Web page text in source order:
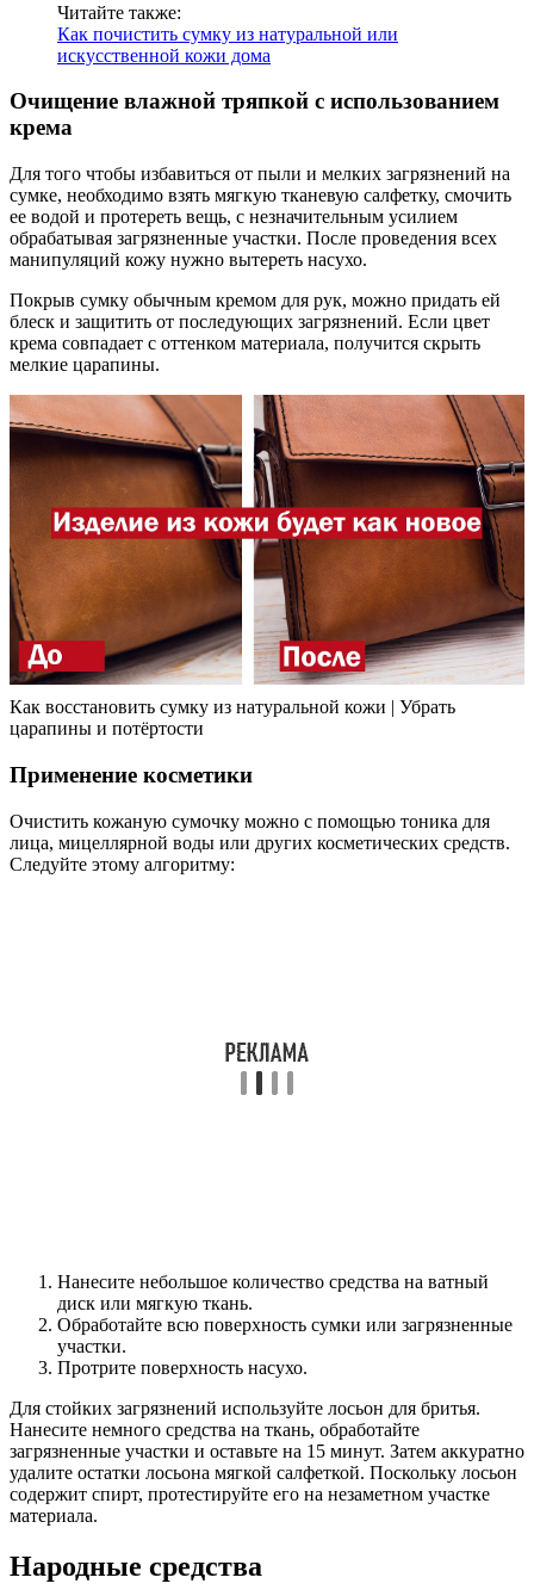
Читайте также:
Как почистить сумку из натуральной или
искусственной кожи дома
Очищение влажной тряпкой с использованием
крема
Для того чтобы избавиться от пыли и мелких загрязнений на
сумке, необходимо взять мягкую тканевую салфетку, смочить
ее водой и протереть вещь, с незначительным усилием
обрабатывая загрязненные участки. После проведения всех
манипуляций кожу нужно вытереть насухо.
Покрыв сумку обычным кремом для рук, можно придать ей
блеск и защитить от последующих загрязнений. Если цвет
крема совпадает с оттенком материала, получится скрыть
мелкие царапины.
Как восстановить сумку из натуральной кожи | Убрать
царапины и потёртости
Применение косметики
Очистить кожаную сумочку можно с помощью тоника для
лица, мицеллярной воды или других косметических средств.
Следуйте этому алгоритму:
Нанесите небольшое количество средства на ватный
диск или мягкую ткань.
Обработайте всю поверхность сумки или загрязненные
участки.
Протрите поверхность насухо.
Для стойких загрязнений используйте лосьон для бритья.
Нанесите немного средства на ткань, обработайте
загрязненные участки и оставьте на 15 минут. Затем аккуратно
удалите остатки лосьона мягкой салфеткой. Поскольку лосьон
содержит спирт, протестируйте его на незаметном участке
материала.
Народные средства